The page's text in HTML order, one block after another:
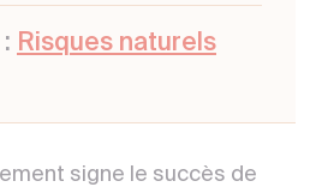
Risques naturels
signe le succès de